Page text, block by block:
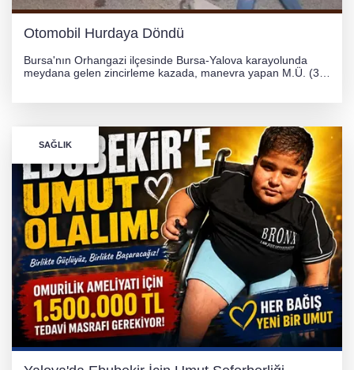
Otomobil Hurdaya Döndü
Bursa'nın Orhangazi ilçesinde Bursa-Yalova karayolunda
meydana gelen zincirleme kazada, manevra yapan M.Ü. (35)
SAĞLIK